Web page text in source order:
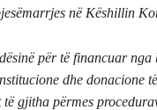
në Këshillin
për të financuar
dhe donacione
të gjitha përmes